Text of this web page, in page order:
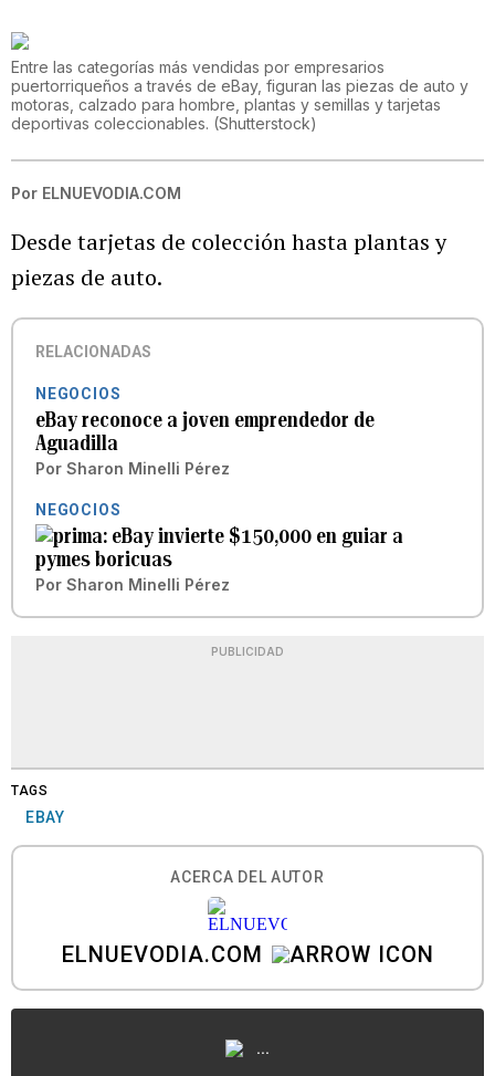
Entre las categorías más vendidas por empresarios
puertorriqueños a través de eBay, figuran las piezas de auto y
motoras, calzado para hombre, plantas y semillas y tarjetas
deportivas coleccionables. (Shutterstock)
Por ELNUEVODIA.COM
Desde tarjetas de colección hasta plantas y
piezas de auto.
RELACIONADAS
NEGOCIOS
eBay reconoce a joven emprendedor de
Aguadilla
Por Sharon Minelli Pérez
NEGOCIOS
eBay invierte $150,000 en guiar a
pymes boricuas
Por Sharon Minelli Pérez
PUBLICIDAD
TAGS
EBAY
ACERCA DEL AUTOR
ELNUEVODIA.COM
...